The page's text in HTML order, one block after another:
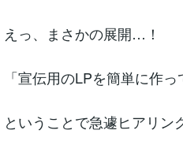
えっ、まさかの展開…！
「宣伝用のLPを簡単に作
ということで急遽ヒアリン